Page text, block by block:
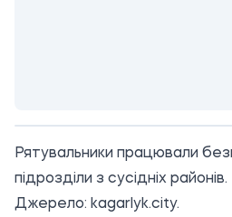
Рятувальники працювали
підрозділи з сусідніх районів.
Джерело: kagarlyk.city.